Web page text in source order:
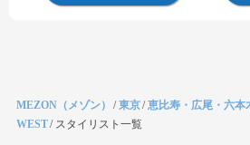
MEZON（メゾン） /東京/恵比寿・広尾・六本
WEST/ スタイリスト一覧